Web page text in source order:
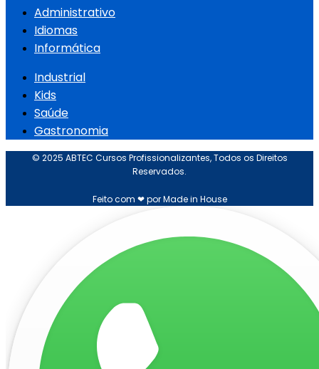
Administrativo
Idiomas
Informática
Industrial
Kids
Saúde
Gastronomia
© 2025 ABTEC Cursos Profissionalizantes, Todos os Direitos
Reservados.
Feito com ❤ por Made in House